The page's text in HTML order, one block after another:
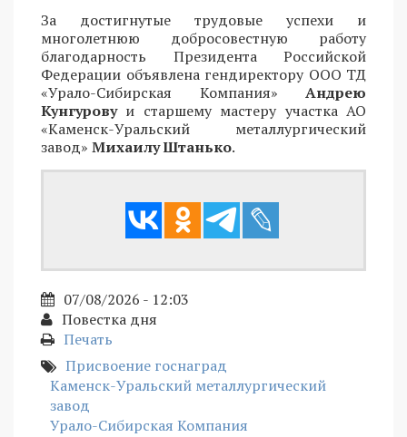
За достигнутые трудовые успехи и
многолетнюю добросовестную работу
благодарность Президента Российской
Федерации объявлена гендиректору ООО ТД
«Урало-Сибирская Компания» Андрею
Кунгуровуи старшему мастеру участка АО
«Каменск-Уральский металлургический
завод» Михаилу Штанько.
07/08/2026 - 12:03
Повестка дня
Печать
Присвоение госнаград
Каменск-Уральский металлургический
завод
Урало-Сибирская Компания